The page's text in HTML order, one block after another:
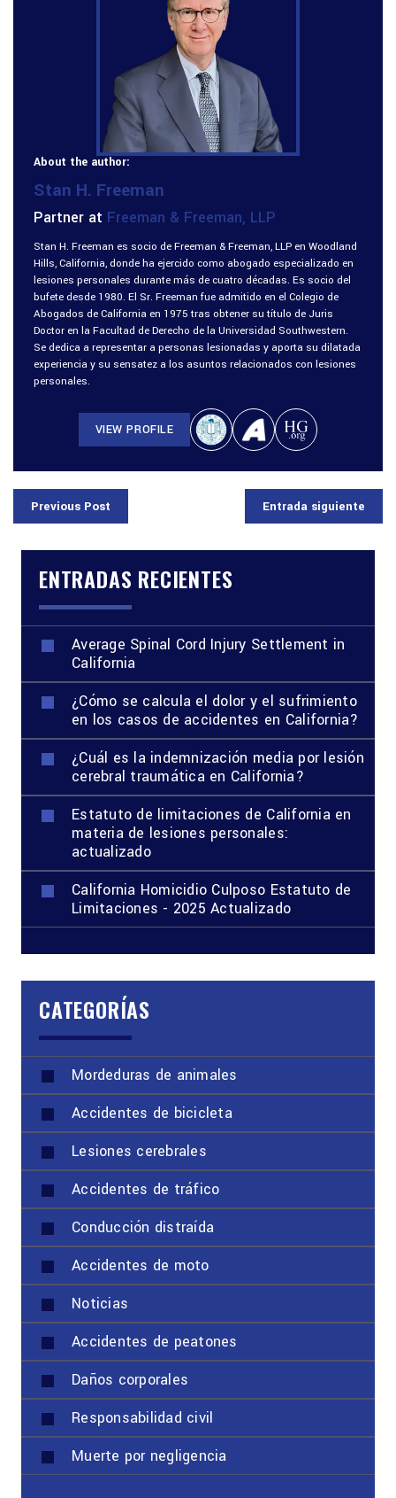
About the author:
Stan H. Freeman
Partner at Freeman & Freeman, LLP
Stan H. Freeman es socio de Freeman & Freeman, LLP en Woodland
Hills, California, donde ha ejercido como abogado especializado en
lesiones personales durante más de cuatro décadas. Es socio del
bufete desde 1980. El Sr. Freeman fue admitido en el Colegio de
Abogados de California en 1975 tras obtener su título de Juris
Doctor en la Facultad de Derecho de la Universidad Southwestern.
Se dedica a representar a personas lesionadas y aporta su dilatada
experiencia y su sensatez a los asuntos relacionados con lesiones
personales.
VIEW PROFILE
Previous Post Entrada siguiente
ENTRADAS RECIENTES
Average Spinal Cord Injury Settlement in
California
¿Cómo se calcula el dolor y el sufrimiento
en los casos de accidentes en California?
¿Cuál es la indemnización media por lesión
cerebral traumática en California?
Estatuto de limitaciones de California en
materia de lesiones personales:
actualizado
California Homicidio Culposo Estatuto de
Limitaciones - 2025 Actualizado
CATEGORÍAS
Mordeduras de animales
Accidentes de bicicleta
Lesiones cerebrales
Accidentes de tráfico
Conducción distraída
Accidentes de moto
Noticias
Accidentes de peatones
Daños corporales
Responsabilidad civil
Muerte por negligencia